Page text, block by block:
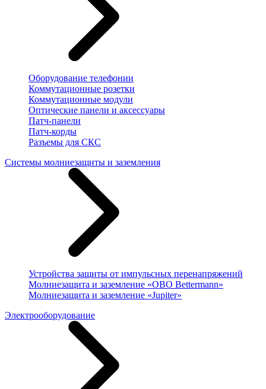
Оборудование телефонии
Коммутационные розетки
Коммутационные модули
Оптические панели и аксессуары
Патч-панели
Патч-корды
Разъемы для СКС
Системы молниезащиты и заземления
Устройства защиты от импульсных перенапряжений
Молниезащита и заземление «OBO Bettermann»
Молниезащита и заземление «Jupiter»
Электрооборудование